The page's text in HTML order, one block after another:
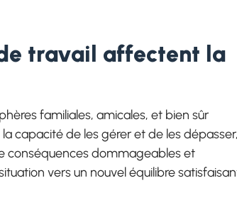
travail affectent la
familiales, amicales, et bien sûr
capacité de les gérer et de les dépasser,
conséquences dommageables et
vers un nouvel équilibre